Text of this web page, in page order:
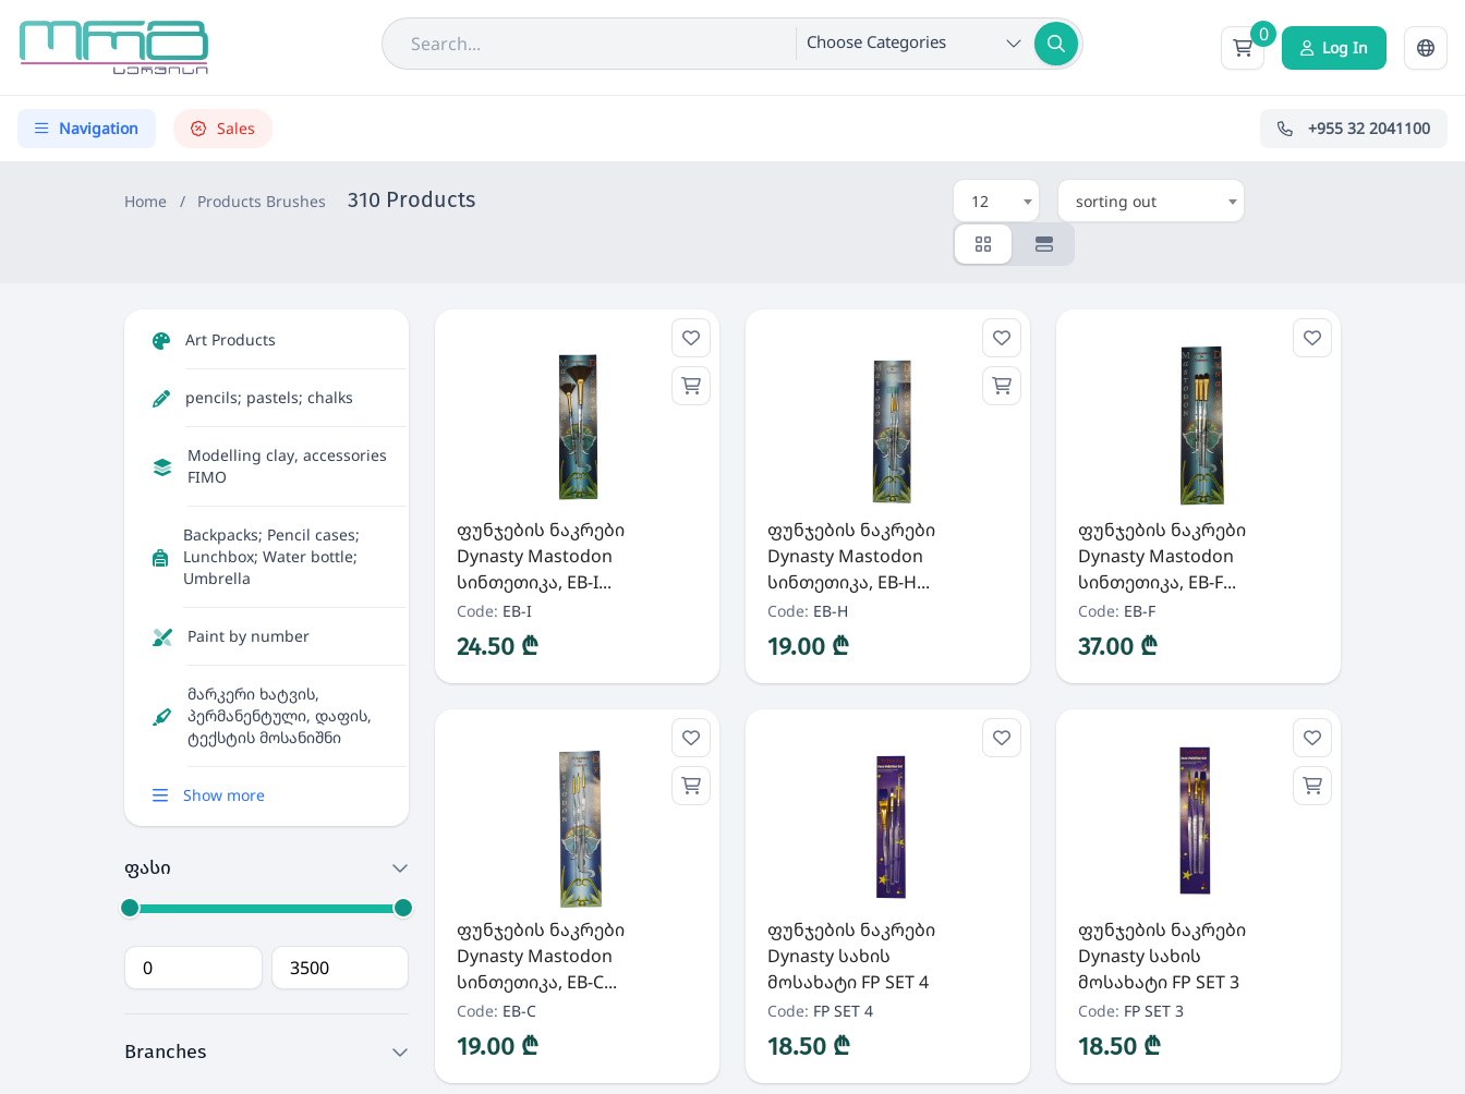
Choose Categories 0
Log In
Navigation Sales +955 32 2041100
Home / Products Brushes 310 Products 12 sorting out
Art Products
pencils; pastels; chalks
Modelling clay, accessories
FIMO
Backpacks; Pencil cases;
Lunchbox; Water bottle;
Umbrella
Paint by number
მარკერი ხატვის,
პერმანენტული, დაფის,
ტექსტის მოსანიშნი
Show more
ფასი
Branches
ფუნჯების ნაკრები
Dynasty Mastodon
სინთეთიკა, EB-I...
Code: EB-I
24.50 ₾
ფუნჯების ნაკრები
Dynasty Mastodon
სინთეთიკა, EB-H...
Code: EB-H
19.00 ₾
ფუნჯების ნაკრები
Dynasty Mastodon
სინთეთიკა, EB-F...
Code: EB-F
37.00 ₾
ფუნჯების ნაკრები
Dynasty Mastodon
სინთეთიკა, EB-C...
Code: EB-C
19.00 ₾
ფუნჯების ნაკრები
Dynasty სახის
მოსახატი FP SET 4
Code: FP SET 4
18.50 ₾
ფუნჯების ნაკრები
Dynasty სახის
მოსახატი FP SET 3
Code: FP SET 3
18.50 ₾